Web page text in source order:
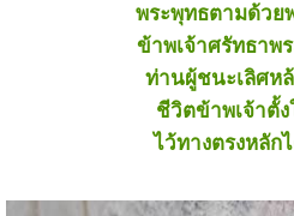
พระพุทธตามด้วย
ข้าพเจ้าศรัทธาพ
ท่านผู้ชนะเลิศห
ชีวิตข้าพเจ้าตั้ง
ไว้ทางตรงหลัก